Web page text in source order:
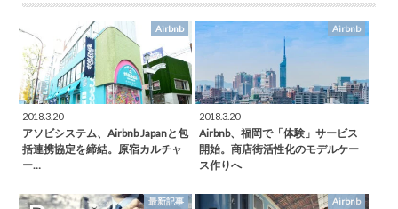
Airbnb
2018.3.20
アソビシステム、Airbnb Japanと包
括連携協定を締結。原宿カルチャ
ー…
Airbnb
2018.3.20
Airbnb、福岡で「体験」サービス
開始。商店街活性化のモデルケー
ス作りへ
最新記事 Airbnb